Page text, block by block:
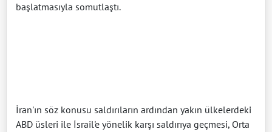
başlatmasıyla somutlaştı.
İran'ın söz konusu saldırıların ardından yakın ülkelerdeki
ABD üsleri ile İsrail'e yönelik karşı saldırıya geçmesi, Orta